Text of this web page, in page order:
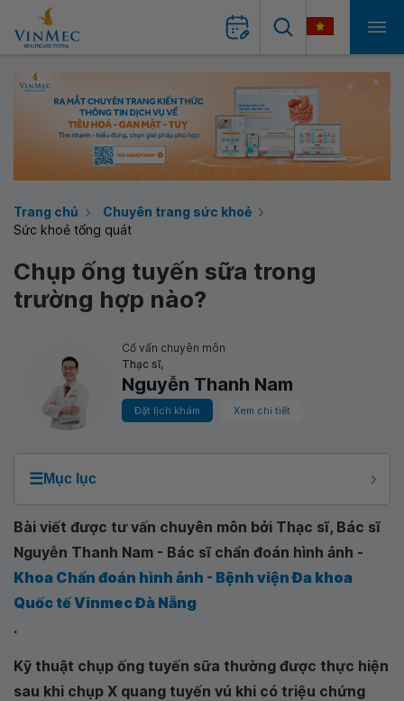
Trang chủ
Chuyên trang sức khoẻ
Sức khoẻ tổng quát
Chụp ống tuyến sữa trong
trường hợp nào?
Cố vấn chuyên môn
Thạc sĩ,
Nguyễn Thanh Nam
Đặt lịch khám Xem chi tiết
☰Mục lục
Bài viết được tư vấn chuyên môn bởi Thạc sĩ, Bác sĩ
Nguyễn Thanh Nam - Bác sĩ chẩn đoán hình ảnh -
Khoa Chẩn đoán hình ảnh - Bệnh viện Đa khoa
Quốc tế Vinmec Đà Nẵng
.
Kỹ thuật chụp ống tuyến sữa thường được thực hiện
sau khi chụp X quang tuyến vú khi có triệu chứng